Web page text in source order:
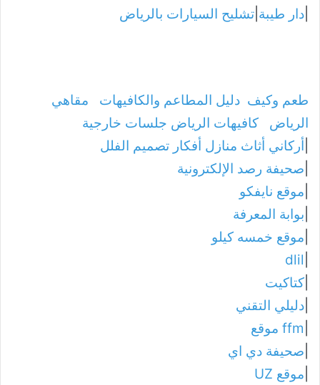
دار طيبة تشليح السيارات بالرياض
طعم وكيف دليل المطاعم والكافيهات
مقاهي
الرياض
كافيهات الرياض جلسات خارجية
أركاني أثاث منازل أفكار تصميم الفلل
صحيفة رصد الإلكترونية
موقع نايفكو
بوابة المعرفة
موقع خمسه كيلو
dlil
كتاكيت
دليلي التقني
ffm موقع
صحيفة دي اي
موقع UZ